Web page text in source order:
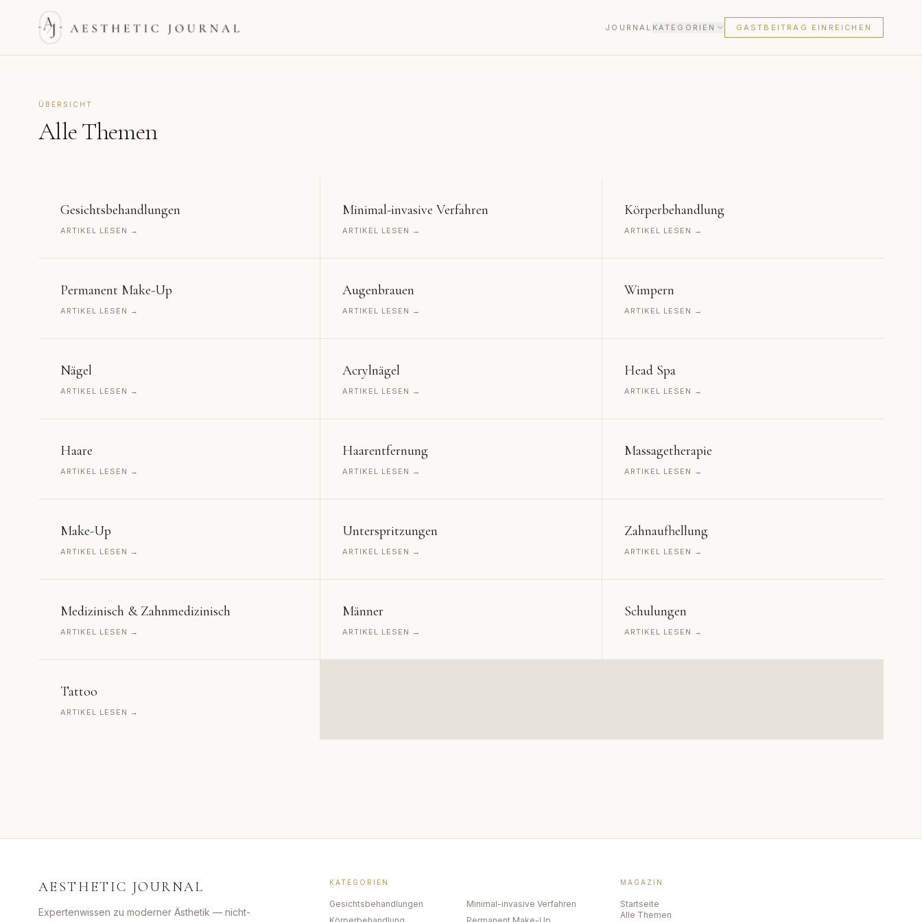
JOURNAL KATEGORIEN GASTBEITRAG EINREICHEN
ÜBERSICHT
Alle Themen
Gesichtsbehandlungen
ARTIKEL LESEN →
Minimal-invasive Verfahren
ARTIKEL LESEN →
Körperbehandlung
ARTIKEL LESEN →
Permanent Make-Up
ARTIKEL LESEN →
Augenbrauen
ARTIKEL LESEN →
Wimpern
ARTIKEL LESEN →
Nägel
ARTIKEL LESEN →
Acrylnägel
ARTIKEL LESEN →
Head Spa
ARTIKEL LESEN →
Haare
ARTIKEL LESEN →
Haarentfernung
ARTIKEL LESEN →
Massagetherapie
ARTIKEL LESEN →
Make-Up
ARTIKEL LESEN →
Unterspritzungen
ARTIKEL LESEN →
Zahnaufhellung
ARTIKEL LESEN →
Medizinisch & Zahnmedizinisch
ARTIKEL LESEN →
Männer
ARTIKEL LESEN →
Schulungen
ARTIKEL LESEN →
Tattoo
ARTIKEL LESEN →
AESTHETIC JOURNAL
Expertenwissen zu moderner Ästhetik — nicht-
KATEGORIEN
Gesichtsbehandlungen
Minimal-invasive Verfahren
MAGAZIN
Startseite
Alle Themen